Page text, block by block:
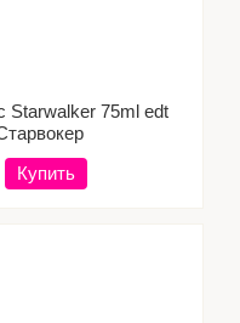
Starwalker 75ml edt
Купить